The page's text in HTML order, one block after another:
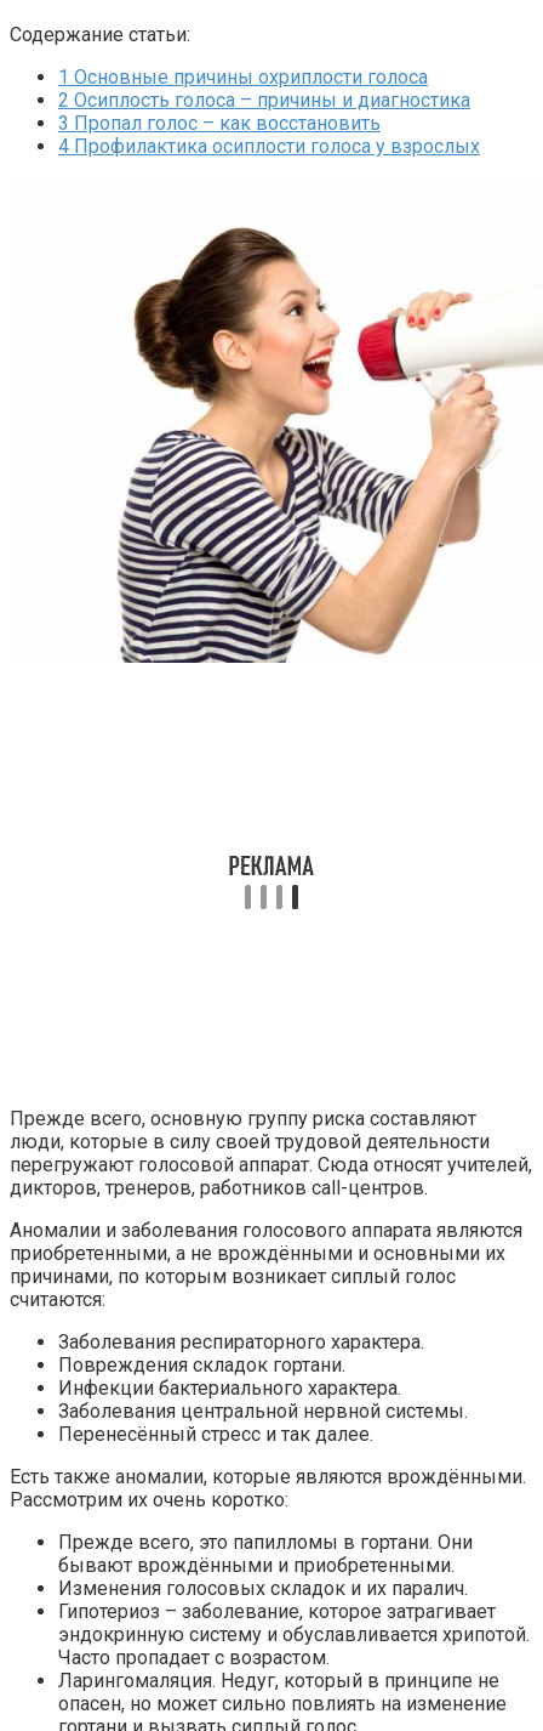
Содержание статьи:
1 Основные причины охриплости голоса
2 Осиплость голоса – причины и диагностика
3 Пропал голос – как восстановить
4 Профилактика осиплости голоса у взрослых
Прежде всего, основную группу риска составляют
люди, которые в силу своей трудовой деятельности
перегружают голосовой аппарат. Сюда относят учителей,
дикторов, тренеров, работников call-центров.
Аномалии и заболевания голосового аппарата являются
приобретенными, а не врождёнными и основными их
причинами, по которым возникает сиплый голос
считаются:
Заболевания респираторного характера.
Повреждения складок гортани.
Инфекции бактериального характера.
Заболевания центральной нервной системы.
Перенесённый стресс и так далее.
Есть также аномалии, которые являются врождёнными.
Рассмотрим их очень коротко:
Прежде всего, это папилломы в гортани. Они
бывают врождёнными и приобретенными.
Изменения голосовых складок и их паралич.
Гипотериоз – заболевание, которое затрагивает
эндокринную систему и обуславливается хрипотой.
Часто пропадает с возрастом.
Ларингомаляция. Недуг, который в принципе не
опасен, но может сильно повлиять на изменение
гортани и вызвать сиплый голос.